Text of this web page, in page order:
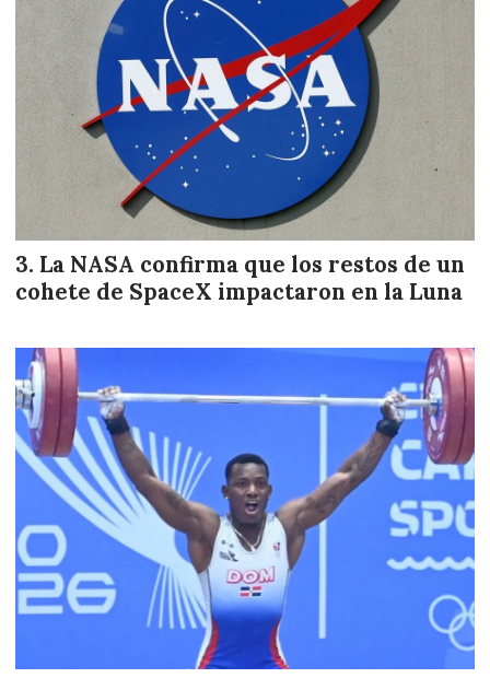
La NASA confirma que los restos de un
cohete de SpaceX impactaron en la Luna